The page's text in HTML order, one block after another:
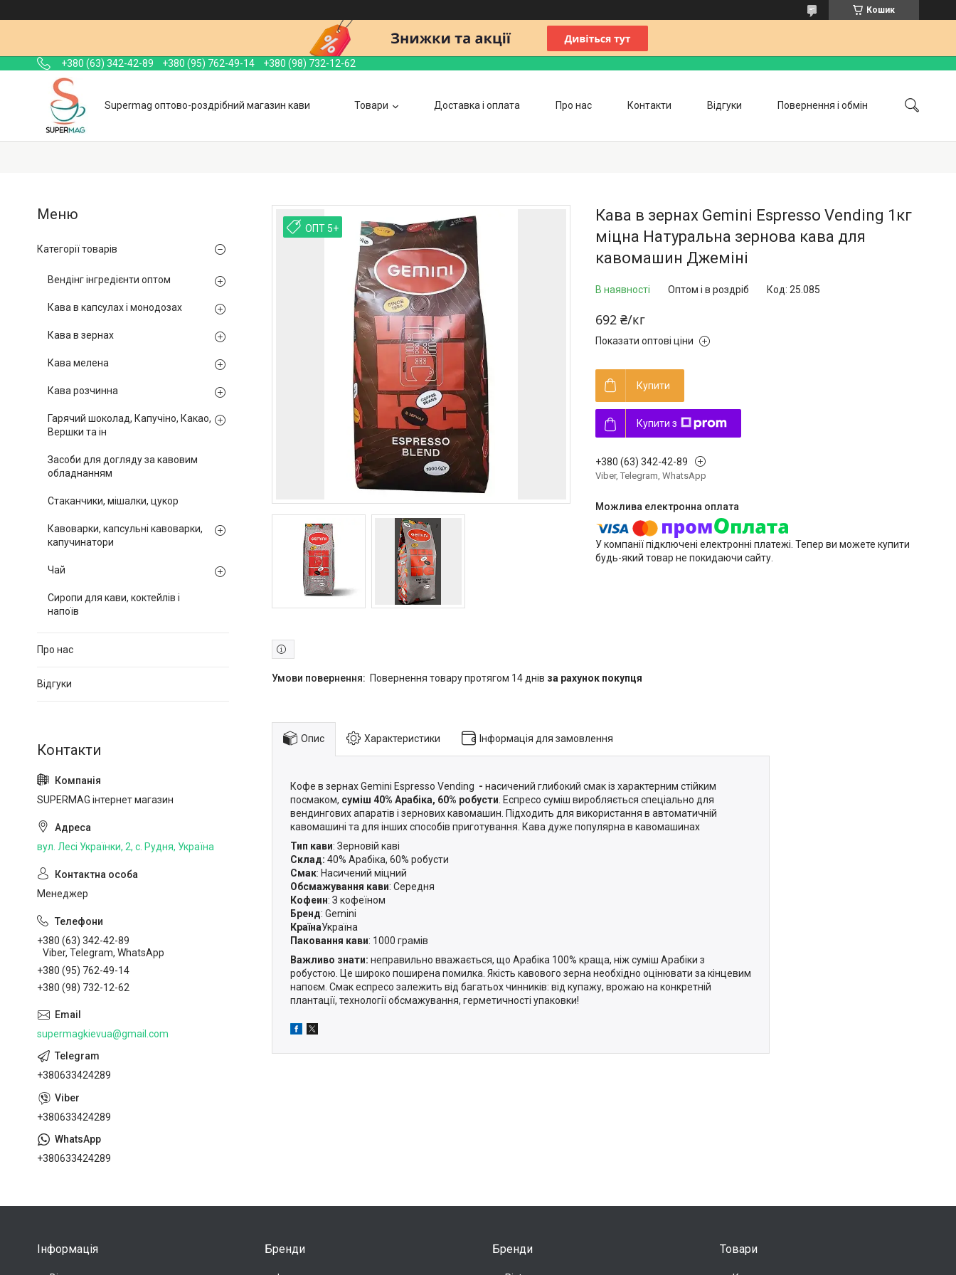
Кошик
+380 (63) 342-42-89 +380 (95) 762-49-14 +380 (98) 732-12-62
Supermag оптово-роздрібний магазин кави Товари Доставка і оплата Про нас Контакти Відгуки Повернення і обмін
ОПТ 5+
Кава в зернах Gemini Espresso Vending 1кг
міцна Натуральна зернова кава для
кавомашин Джеміні
В наявності Оптом і в роздріб Код: 25.085
692 ₴/кг
Показати оптові ціни
Купити
Купити з
+380 (63) 342-42-89
Viber, Telegram, WhatsApp
У компанії підключені електронні платежі. Тепер ви можете купити
будь-який товар не покидаючи сайту.
повернення товару протягом 14 днів за рахунок покупця
Опис Характеристики Інформація для замовлення
Кофе в зернах Gemini Espresso Vending - насичений глибокий смак із характерним стійким
посмаком, суміш 40% Арабіка, 60% робусти . Еспресо суміш виробляється спеціально для
вендингових апаратів і зернових кавомашин. Підходить для використання в автоматичній
кавомашині та для інших способів приготування. Кава дуже популярна в кавомашинах
Тип кави: Зерновій каві
Склад: 40% Арабіка, 60% робусти
Смак: Насичений міцний
Обсмажування кави: Середня
Кофеин: З кофеїном
Бренд: Gemini
КраїнаУкраїна
Паковання кави: 1000 грамів
Важливо знати: неправильно вважається, що Арабіка 100% краща, ніж суміш Арабіки з
робустою. Це широко поширена помилка. Якість кавового зерна необхідно оцінювати за кінцевим
напоєм. Смак еспресо залежить від багатьох чинників: від купажу, врожаю на конкретній
плантації, технології обсмажування, герметичності упаковки!
Категорії товарів
Вендінг інгредієнти оптом
Кава в капсулах і монодозах
Кава в зернах
Кава мелена
Кава розчинна
Гарячий шоколад, Капучіно, Какао,
Вершки та ін
Засоби для догляду за кавовим
обладнанням
Стаканчики, мішалки, цукор
Кавоварки, капсульні кавоварки,
капучинатори
Чай
Сиропи для кави, коктейлів і
напоїв
Про нас
Відгуки
SUPERMAG інтернет магазин
вул. Лесі Українки, 2, с. Рудня, Україна
Менеджер
+380 (63) 342-42-89
Viber, Telegram, WhatsApp
+380 (95) 762-49-14
+380 (98) 732-12-62
supermagkievua@gmail.com
+380633424289
+380633424289
+380633424289
Інформація Бренди Бренди Товари